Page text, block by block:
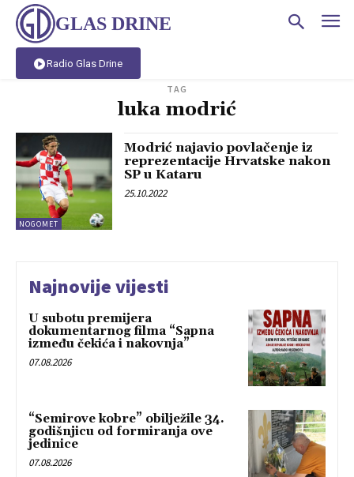
GLAS DRINE
Radio Glas Drine
TAG
luka modrić
NOGOMET
Modrić najavio povlačenje iz
reprezentacije Hrvatske nakon
SP u Kataru
25.10.2022
Najnovije vijesti
U subotu premijera
dokumentarnog filma “Sapna
između čekića i nakovnja”
07.08.2026
“Semirove kobre” obilježile 34.
godišnjicu od formiranja ove
jedinice
07.08.2026